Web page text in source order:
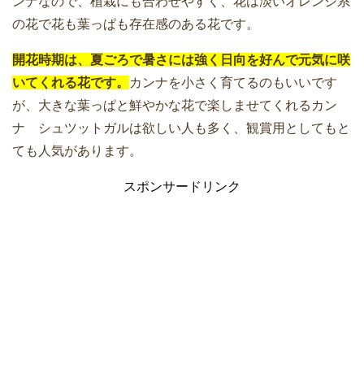
の花で花も葉っぱも存在感のある花です。
開花時期は、夏ごろで暑さには強く日向を好んで元気に咲
いてくれる花です。
カンナを小さく育てるのもいいです
が、大きな葉っぱと鮮やかな花で楽しませてくれるカン
ナ シュツットガルは欲しい人も多く、観賞用としてもと
ても人気があります。
スポンサードリンク